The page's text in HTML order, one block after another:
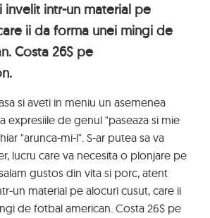
invelit intr-un material pe
ii da forma unei mingi de
Costa 26$ pe
si aveti in meniu un asemenea
expresiile de genul "paseaza si mie
"arunca-mi-l". S-ar putea sa va
lucru care va necesita o plonjare pe
gustos din vita si porc, atent
un material pe alocuri cusut, care ii
de fotbal american. Costa 26$ pe